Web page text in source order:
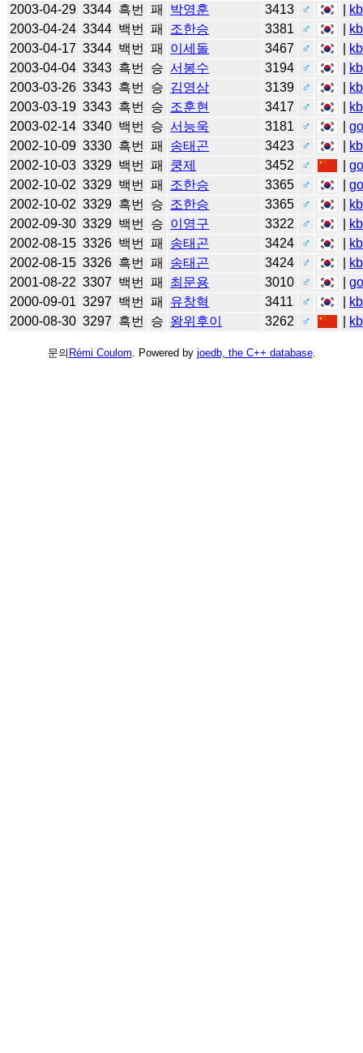
2003-04-29 3344 흑번 패 박영훈 3413 ♂
2003-04-24 3344 백번 패 조한승 3381 ♂
2003-04-17 3344 백번 패 이세돌 3467 ♂
2003-04-04 3343 흑번 승 서봉수 3194 ♂
2003-03-26 3343 흑번 승 김영삼 3139 ♂
2003-03-19 3343 흑번 승 조훈현 3417 ♂
2003-02-14 3340 백번 승 서능욱 3181 ♂ |
2002-10-09 3330 흑번 패 송태곤 3423 ♂
2002-10-03 3329 백번 패 쿵제 3452 ♂ |
2002-10-02 3329 백번 패 조한승 3365 ♂ |
2002-10-02 3329 흑번 승 조한승 3365 ♂
2002-09-30 3329 백번 승 이영구 3322 ♂
2002-08-15 3326 백번 패 송태곤 3424 ♂
2002-08-15 3326 흑번 패 송태곤 3424 ♂
2001-08-22 3307 백번 패 최문용 3010 ♂ |
2000-09-01 3297 백번 패 유창혁 3411 ♂
2000-08-30 3297 흑번 승 왕위후이 3262 ♂
문의 Rémi Coulom . Powered by joedb, the C++ database.